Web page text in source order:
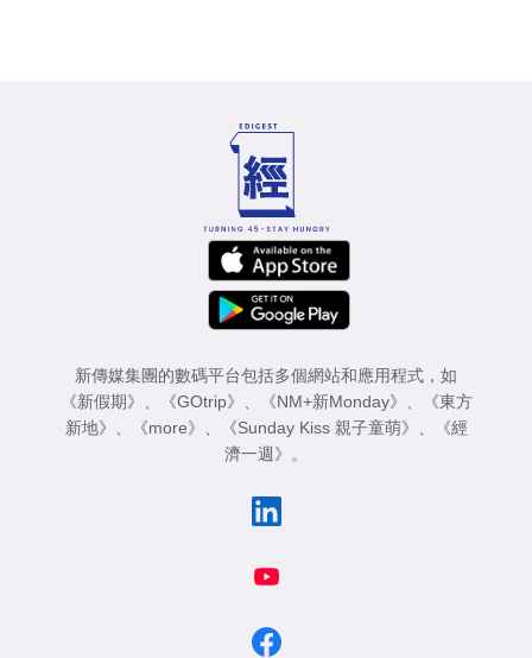
新傳媒集團的數碼平台包括多個網站和應用程式，如
《新假期》
《GOtrip》 《NM+新Monday》
《東方
新地》
《more》 《Sunday Kiss 親子童萌》
《經
濟一週》
。